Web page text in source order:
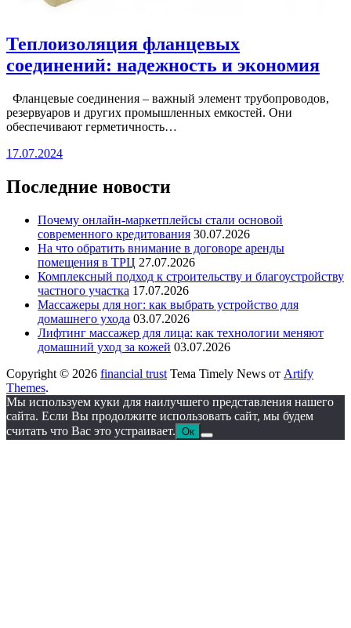
Теплоизоляция фланцевых
соединений: надежность и экономия
Фланцевые соединения – важный элемент трубопроводов,
резервуаров и других промышленных емкостей. Они
обеспечивают герметичность…
17.07.2024
Последние новости
Почему онлайн-маркетплейсы стали основой
современного кредитования 30.07.2026
На что обратить внимание в договоре аренды
помещения в ТРЦ 27.07.2026
Комплексный подход к строительству и благоустройству
частного участка 17.07.2026
Массажеры для ног: как выбрать устройство для
домашнего ухода 03.07.2026
Лифтинг массажер для лица: как технологии меняют
домашний уход за кожей 03.07.2026
Copyright © 2026 financial trust Тема Timely News от Artify
Themes.
Мы используем куки для наилучшего представления нашего
сайта. Если Вы продолжите использовать сайт, мы будем
считать что Вас это устраивает. Ок